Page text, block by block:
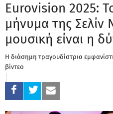
Eurovision 2025:
μήνυμα της Σελίν
μουσική είναι η
H διάσημη τραγουδίστρια
βίντεο